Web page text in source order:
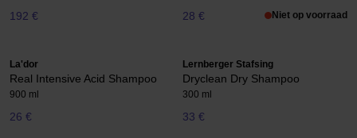
192 € 28 € Niet op voorraad
La'dor
Real Intensive Acid Shampoo
900 ml
26 €
Lernberger Stafsing
Dryclean Dry Shampoo
300 ml
33 €